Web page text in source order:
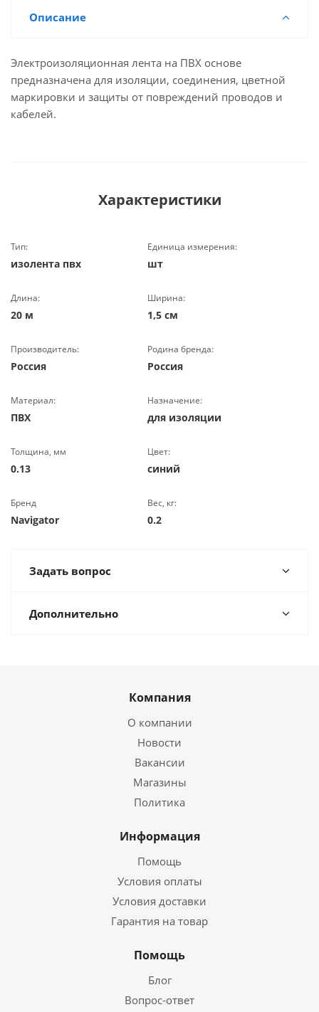
Описание
Электроизоляционная лента на ПВХ основе
предназначена для изоляции, соединения, цветной
маркировки и защиты от повреждений проводов и
кабелей.
Характеристики
Тип:
изолента пвх
Единица измерения:
шт
Длина:
20 м
Ширина:
1,5 см
Производитель:
Россия
Родина бренда:
Россия
Материал:
ПВХ
Назначение:
для изоляции
Толщина, мм
0.13
Цвет:
синий
Бренд
Navigator
Вес, кг:
0.2
Задать вопрос
Дополнительно
Компания
О компании
Новости
Вакансии
Магазины
Политика
Информация
Помощь
Условия оплаты
Условия доставки
Гарантия на товар
Помощь
Блог
Вопрос-ответ